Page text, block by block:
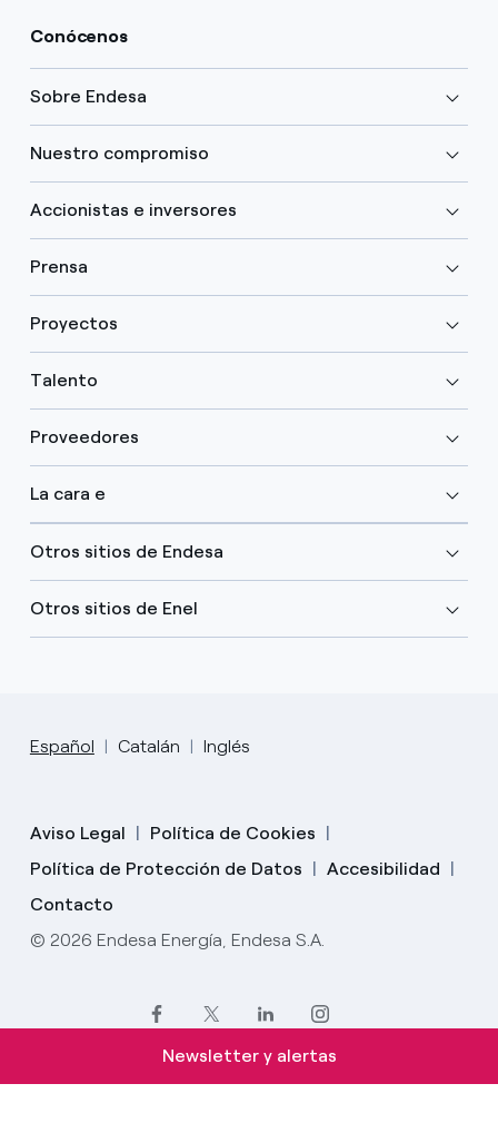
Conócenos
Sobre Endesa
Nuestro compromiso
Accionistas e inversores
Prensa
Proyectos
Talento
Proveedores
La cara e
Otros sitios de Endesa
Otros sitios de Enel
Español Catalán Inglés
Aviso Legal
Política de Cookies
Política de Protección de Datos
Accesibilidad
Contacto
© 2026 Endesa Energía, Endesa S.A.
Newsletter y alertas